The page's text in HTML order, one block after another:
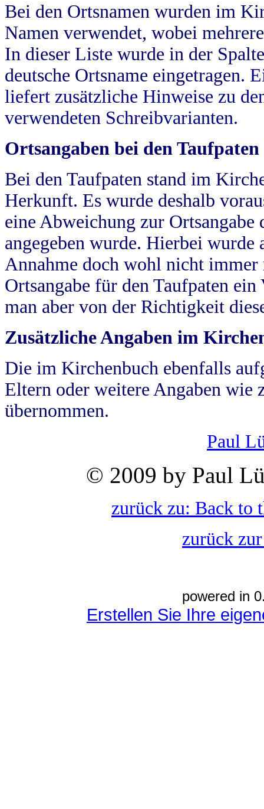
Bei den Ortsnamen wurden im
Namen verwendet, wobei
In dieser Liste wurde in der
deutsche Ortsname eingetragen.
liefert zusätzliche Hinweise zu
verwendeten Schreibvarianten.
Ortsangaben bei den Taufpaten
Bei den Taufpaten stand im
Herkunft. Es wurde deshalb
eine Abweichung zur
angegeben wurde. Hierbei wurde
Annahme doch wohl nicht
Ortsangabe für den Taufpaten
man aber von der Richtigkeit
Zusätzliche Angaben im
Die im Kirchenbuch ebenfalls
Eltern oder weitere Angaben wie
übernommen.
Paul
© 2009 by Paul
zurück zu: Back to
zurück
powered in
Erstellen Sie Ihre